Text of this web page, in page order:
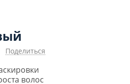
Поделиться
волос